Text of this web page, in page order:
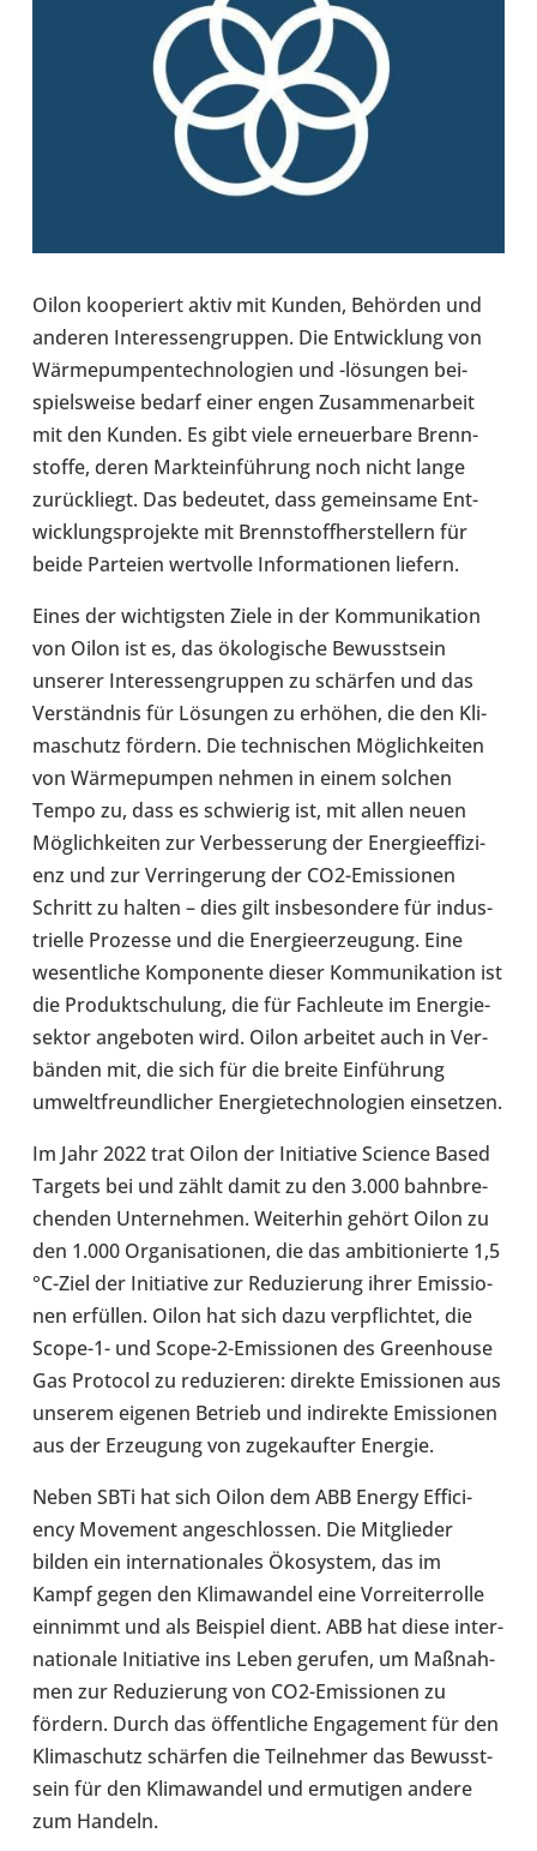
Oilon koope­riert aktiv mit Kunden, Behör­den und
anderen Inter­es­sen­grup­pen. Die Ent­wick­lung von
Wär­me­pum­pen­tech­no­lo­gien und -​lösungen bei­
spiels­weise bedarf einer engen Zusam­men­ar­beit
mit den Kunden. Es gibt viele erneu­er­bare Brenn­
stoffe, deren Markt­ein­füh­rung noch nicht lange
zurück­liegt. Das bedeu­tet, dass gemein­same Ent­
wick­lungs­pro­jekte mit Brenn­stoff­her­stel­lern für
beide Par­teien wert­volle Infor­ma­tio­nen liefern.
Eines der wich­tigs­ten Ziele in der Kom­mu­ni­ka­tion
von Oilon ist es, das öko­lo­gi­sche Bewusst­sein
unserer Inter­es­sen­grup­pen zu schär­fen und das
Ver­ständ­nis für Lösun­gen zu erhöhen, die den Kli­
ma­schutz fördern. Die tech­ni­schen Mög­lich­kei­ten
von Wär­me­pum­pen nehmen in einem solchen
Tempo zu, dass es schwie­rig ist, mit allen neuen
Mög­lich­kei­ten zur Ver­bes­se­rung der Ener­gie­ef­fi­zi­
enz und zur Ver­rin­ge­rung der CO2-​Emissionen
Schritt zu halten – dies gilt ins­be­son­dere für indus­
tri­elle Pro­zesse und die Ener­gie­er­zeu­gung. Eine
wesent­li­che Kom­po­nente dieser Kom­mu­ni­ka­tion ist
die Pro­dukt­schu­lung, die für Fach­leute im Ener­gie­
sek­tor ange­bo­ten wird. Oilon arbei­tet auch in Ver­
bän­den mit, die sich für die breite Ein­füh­rung
umwelt­freund­li­cher Ener­gie­tech­no­lo­gien ein­set­zen.
Im Jahr 2022 trat Oilon der Initia­tive Science Based
Targets bei und zählt damit zu den 3.000 bahn­bre­
chen­den Unter­neh­men. Wei­ter­hin gehört Oilon zu
den 1.000 Orga­ni­sa­tio­nen, die das ambi­tio­nierte 1,5
°C-Ziel der Initia­tive zur Redu­zie­rung ihrer Emis­sio­
nen erfül­len. Oilon hat sich dazu ver­pflich­tet, die
Scope-1- und Scope-2-​Emissionen des Green­house
Gas Pro­to­col zu redu­zie­ren: direkte Emis­sio­nen aus
unserem eigenen Betrieb und indi­rekte Emis­sio­nen
aus der Erzeu­gung von zuge­kauf­ter Energie.
Neben SBTi hat sich Oilon dem ABB Energy Effi­ci­
ency Movement ange­schlos­sen. Die Mit­glie­der
bilden ein inter­na­tio­na­les Öko­sys­tem, das im
Kampf gegen den Kli­ma­wan­del eine Vor­rei­ter­rolle
ein­nimmt und als Bei­spiel dient. ABB hat diese inter­
na­tio­nale Initia­tive ins Leben gerufen, um Maß­nah­
men zur Redu­zie­rung von CO2-​Emissionen zu
fördern. Durch das öffent­li­che Enga­ge­ment für den
Kli­ma­schutz schär­fen die Teil­neh­mer das Bewusst­
sein für den Kli­ma­wan­del und ermu­ti­gen andere
zum Handeln.